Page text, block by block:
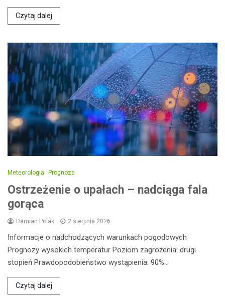
Czytaj dalej
Meteorologia Prognoza
Ostrzeżenie o upałach – nadciąga fala
gorąca
Damian Polak 2 sierpnia 2026
Informacje o nadchodzących warunkach pogodowych
Prognozy wysokich temperatur Poziom zagrożenia: drugi
stopień Prawdopodobieństwo wystąpienia: 90%…
Czytaj dalej